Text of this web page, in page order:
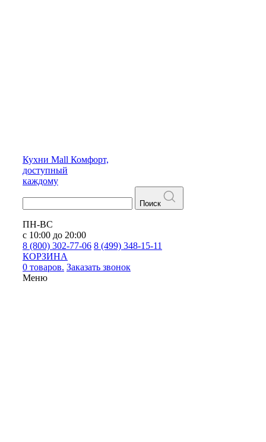
Кухни Mall Комфорт,
доступный
каждому
Поиск
ПН-ВС
с 10:00 до 20:00
8 (800) 302-77-06 8 (499) 348-15-11
КОРЗИНА
0 товаров. Заказать звонок
Меню